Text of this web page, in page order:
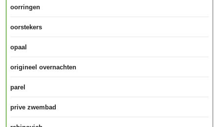
oorringen
oorstekers
opaal
origineel overnachten
parel
prive zwembad